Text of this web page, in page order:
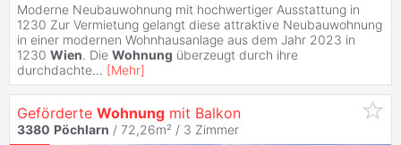
Moderne Neubauwohnung mit hochwertiger Ausstattung in
1230 Zur Vermietung gelangt diese attraktive Neubauwohnung
in einer modernen Wohnhausanlage aus dem Jahr 2023 in
1230 Wien. Die Wohnung überzeugt durch ihre
durchdachte... [Mehr]
Geförderte Wohnung mit Balkon
3380 Pöchlarn / 72,26m² / 3 Zimmer